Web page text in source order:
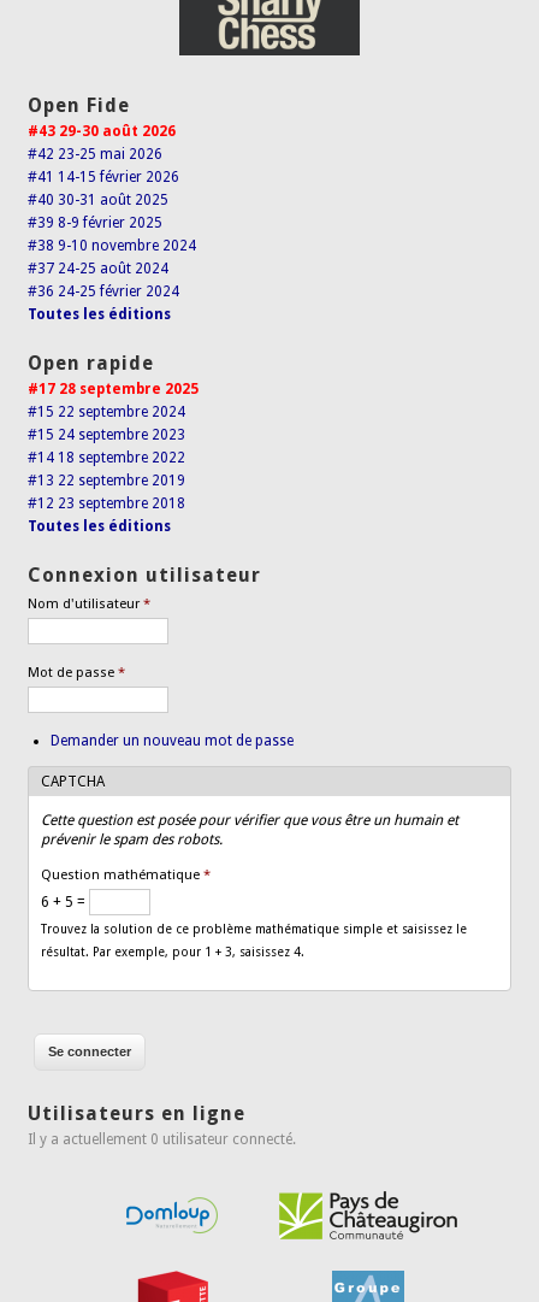
Open Fide
#43 29-30 août 2026
#42 23-25 mai 2026
#41 14-15 février 2026
#40 30-31 août 2025
#39 8-9 février 2025
#38 9-10 novembre 2024
#37 24-25 août 2024
#36 24-25 février 2024
Toutes les éditions
Open rapide
#17 28 septembre 2025
#15 22 septembre 2024
#15 24 septembre 2023
#14 18 septembre 2022
#13 22 septembre 2019
#12 23 septembre 2018
Toutes les éditions
Connexion utilisateur
Nom d'utilisateur*
Mot de passe*
Demander un nouveau mot de passe
CAPTCHA
Cette question est posée pour vérifier que vous être un humain et
prévenir le spam des robots.
Question mathématique*
6 + 5 =
Trouvez la solution de ce problème mathématique simple et saisissez le
résultat. Par exemple, pour 1 + 3, saisissez 4.
Utilisateurs en ligne
Il y a actuellement 0 utilisateur connecté.